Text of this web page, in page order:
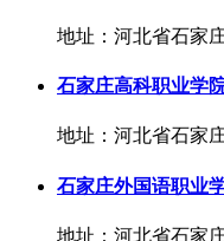
地址：河北省石家
石家庄高科职业学
地址：河北省石家
石家庄外国语职业
地址：河北省石家